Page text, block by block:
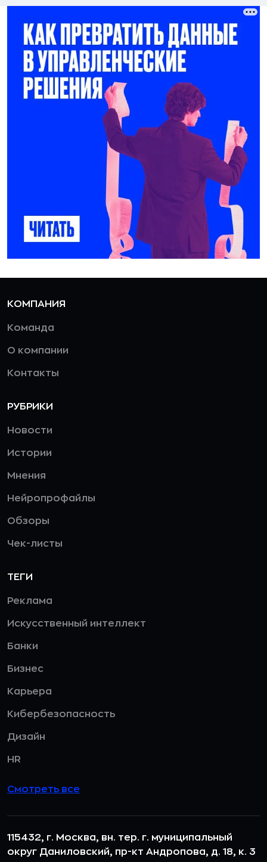
КОМПАНИЯ
Команда
О компании
Контакты
РУБРИКИ
Новости
Истории
Мнения
Нейропрофайлы
Обзоры
Чек-листы
ТЕГИ
Реклама
Искусственный интеллект
Банки
Бизнес
Карьера
Кибербезопасность
Дизайн
HR
Смотреть все
115432, г. Москва, вн. тер. г. муниципальный
округ Даниловский, пр-кт Андропова, д. 18, к. 3